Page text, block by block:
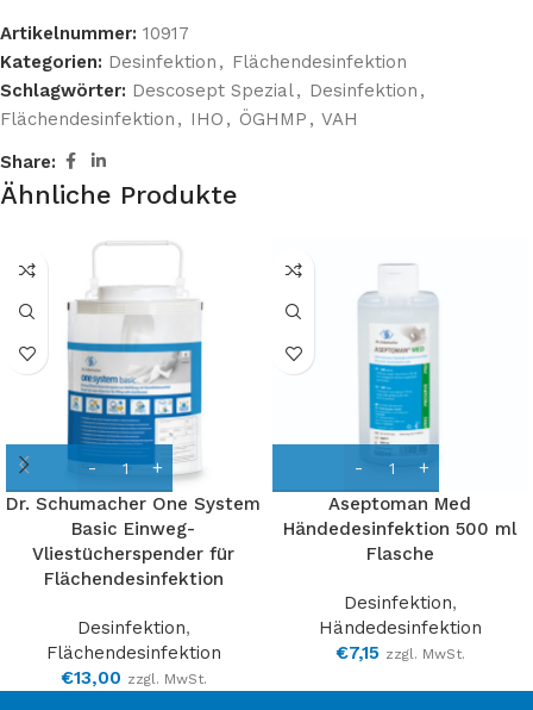
Artikelnummer: 10917
Kategorien: Desinfektion , Flächendesinfektion
Schlagwörter: Descosept Spezial, Desinfektion ,
Flächendesinfektion , IHO , ÖGHMP , VAH
Share:
Ähnliche Produkte
Dr. Schumacher One System
Basic Einweg-
Vliestücherspender für
Flächendesinfektion
Desinfektion,
Flächendesinfektion
€13,00 zzgl. MwSt.
Aseptoman Med
Händedesinfektion 500 ml
Flasche
Desinfektion,
Händedesinfektion
€7,15 zzgl. MwSt.